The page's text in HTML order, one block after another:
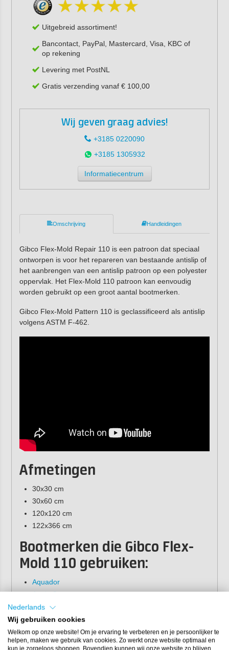
Uitgebreid assortiment!
Bancontact, PayPal, Mastercard, Visa, KBC of
op rekening
Levering met PostNL
Gratis verzending vanaf € 100,00
Wij geven graag advies!
+3185 0220090
+3185 1305932
Informatiecentrum
Omschrijving Handleidingen
Gibco Flex-Mold Repair 110 is een patroon dat speciaal
ontworpen is voor het repareren van bestaande antislip of
het aanbrengen van een antislip patroon op een polyester
oppervlak. Het Flex-Mold 110 patroon kan eenvoudig
worden gebruikt op een groot aantal bootmerken.
Gibco Flex-Mold Pattern 110 is geclassificeerd als antislip
volgens ASTM F-462.
Afmetingen
30x30 cm
30x60 cm
120x120 cm
122x366 cm
Bootmerken die Gibco Flex-
Mold 110 gebruiken:
Aquador
Arctic Cat
Charter Cats
Dehler
Hanse Yachts
Island Runner
Nederlands
Wij gebruiken cookies
Welkom op onze website! Om je ervaring te verbeteren en je persoonlijker te
helpen, maken we gebruik van cookies. Zo werkt onze website optimaal en
kun je zorgeloos shoppen. Bovendien kunnen wij onze website zo blijven